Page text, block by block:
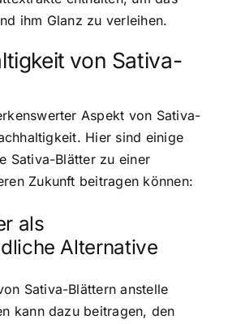
ihm Glanz zu verleihen.
von Sativa-
Aspekt von Sativa-
Hier sind einige
Sativa-Blätter zu einer
Zukunft beitragen können:
als
Alternative
Sativa-Blättern anstelle
kann dazu beitragen, den